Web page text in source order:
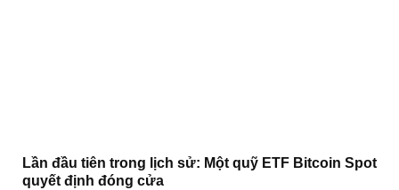
Lần đầu tiên trong lịch sử: Một quỹ ETF Bitcoin Spot
quyết định đóng cửa